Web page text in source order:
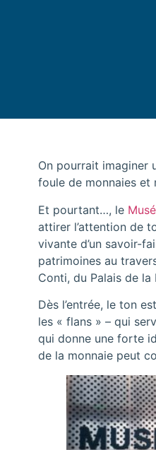
On pourrait imaginer
foule de monnaies et
Et pourtant…, le
attirer l’attention de
vivante d’un savoir-
patrimoines au
Conti, du Palais de la
Dès l’entrée, le ton
les « flans » – qui
qui donne une forte
de la monnaie peut